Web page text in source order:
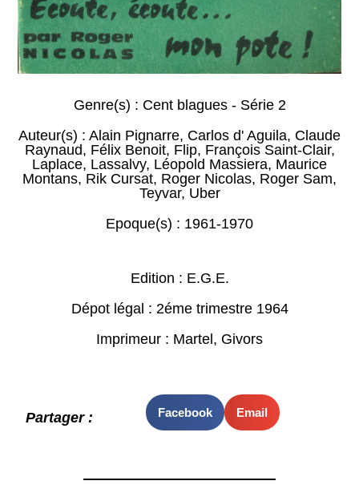
Genre(s) : Cent blagues - Série 2
Auteur(s) : Alain Pignarre, Carlos d' Aguila, Claude
Raynaud, Félix Benoit, Flip, François Saint-Clair,
Laplace, Lassalvy, Léopold Massiera, Maurice
Montans, Rik Cursat, Roger Nicolas, Roger Sam,
Teyvar, Uber
Epoque(s) : 1961-1970
Edition : E.G.E.
Dépot légal : 2éme trimestre 1964
Imprimeur : Martel, Givors
Partager : Facebook Email